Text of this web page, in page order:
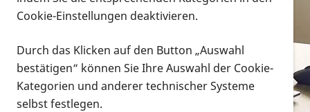
Vorlesen
Alle Infomaterialien in verschiedenen
Formaten an einem Ort
Cookie-Einstellungen deaktivieren.
Durch das Klicken auf den Button „Auswahl
bestätigen“ können Sie Ihre Auswahl der Cookie-
Kategorien und anderer technischer Systeme
selbst festlegen.